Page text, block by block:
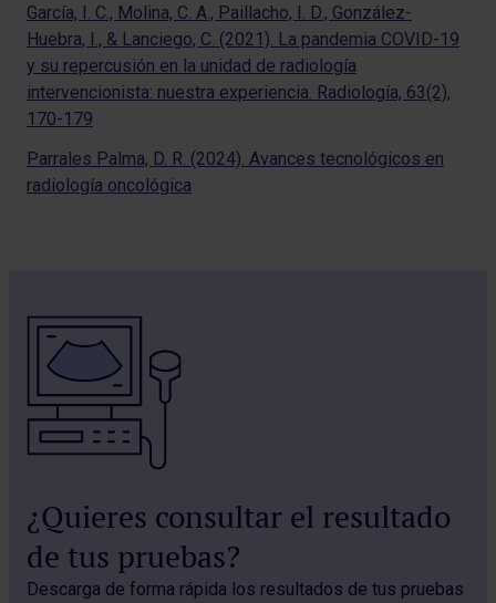
García, I. C., Molina, C. A., Paillacho, I. D., González-
Huebra, I., & Lanciego, C. (2021). La pandemia COVID-19
y su repercusión en la unidad de radiología
intervencionista: nuestra experiencia. Radiología, 63(2),
170-179
Parrales Palma, D. R. (2024). Avances tecnológicos en
radiología oncológica
¿Quieres consultar el resultado
de tus pruebas?
Descarga de forma rápida los resultados de tus pruebas